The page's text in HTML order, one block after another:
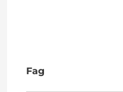
Fag